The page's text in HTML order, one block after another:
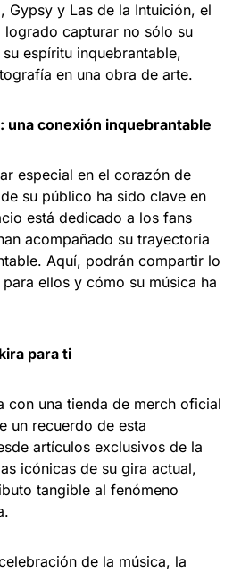
Gypsy y Las de la Intuición, el
capturar no sólo su
espíritu inquebrantable,
en una obra de arte.
una conexión inquebrantable
especial en el corazón de
su público ha sido clave en
está dedicado a los fans
acompañado su trayectoria
Aquí, podrán compartir lo
ellos y cómo su música ha
para ti
con una tienda de merch oficial
un recuerdo de esta
artículos exclusivos de la
icónicas de su gira actual,
tangible al fenómeno
de la música, la